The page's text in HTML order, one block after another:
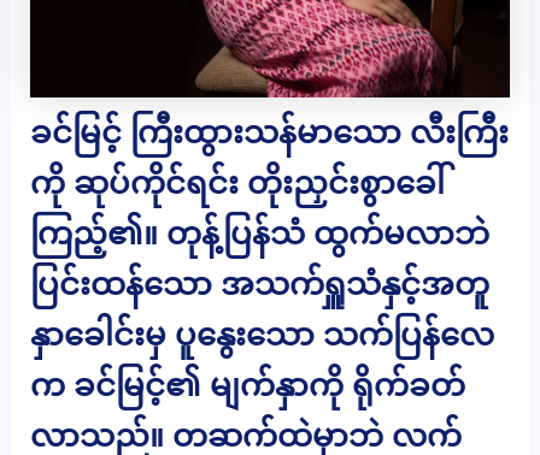
ခင်မြင့် ကြီးထွားသန်မာသော လီးကြီး
ကို ဆုပ်ကိုင်ရင်း တိုးညှင်းစွာခေါ်
ကြည့်၏။ တုန့်ပြန်သံ ထွက်မလာဘဲ
ပြင်းထန်သော အသက်ရှူသံနှင့်အတူ
နှာခေါင်းမှ ပူနွေးသော သက်ပြန်လေ
က ခင်မြင့်၏ မျက်နှာကို ရိုက်ခတ်
လာသည်။ တဆက်ထဲမှာဘဲ လက်